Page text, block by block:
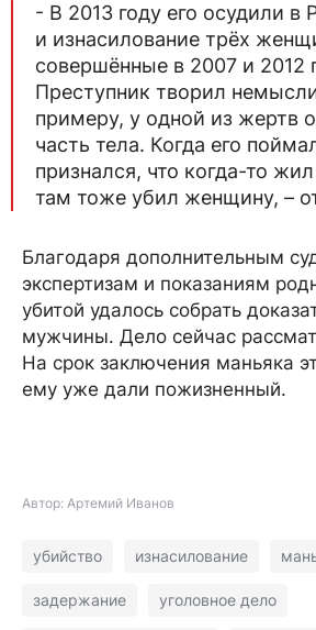
- В 2013 году его осудили в
и изнасилование трёх
совершённые в 2007 и 2012
Преступник творил
примеру, у одной из жертв
часть тела. Когда его
признался, что когда-то
там тоже убил женщину, –
Благодаря дополнительным
экспертизам и показаниям
убитой удалось собрать
мужчины. Дело сейчас
На срок заключения маньяка
ему уже дали пожизненный.
Автор: Артемий Иванов
убийство изнасилование
задержание уголовное дело